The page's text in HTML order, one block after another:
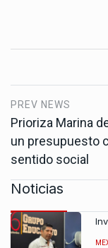
PREV NEWS
Prioriza Marina
un presupuesto
sentido social
Noticias